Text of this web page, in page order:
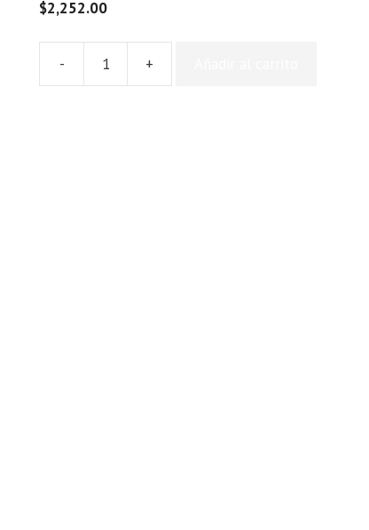
$2,252.00
- +